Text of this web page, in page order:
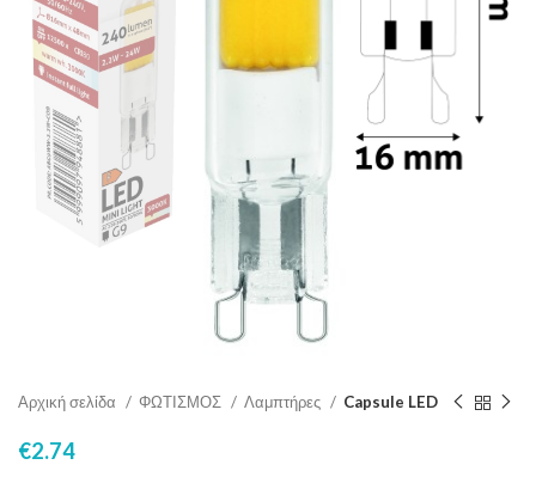
Αρχική σελίδα ΦΩΤΙΣΜΟΣ Λαμπτήρες Capsule LED
€2.74